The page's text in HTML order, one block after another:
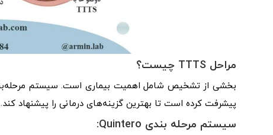
مراحل TTTS چیست؟
پیشرفت کرده است تا بهترین گزینه‌های درمانی را پیشنهاد کند.
سیستم مرحله بندی Quintero: